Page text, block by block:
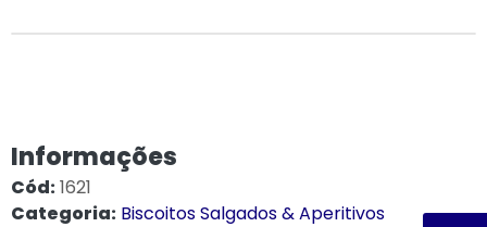
Informações
Cód:1621
Categoria: Biscoitos Salgados & Aperitivos